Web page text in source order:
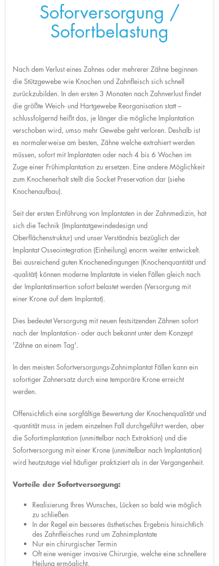
Soforversorgung /
Sofortbelastung
Nach dem Verlust eines Zahnes oder mehrerer Zähne beginnen
die Stützgewebe wie Knochen und Zahnfleisch sich schnell
zurückzubilden. In den ersten 3 Monaten nach Zahnverlust findet
die größte Weich- und Hartgewebe Reorganisation statt –
schlussfolgernd heißt das, je länger die mögliche Implantation
verschoben wird, umso mehr Gewebe geht verloren. Deshalb ist
es normalerweise am besten, Zähne welche extrahiert werden
müssen, sofort mit Implantaten oder nach 4 bis 6 Wochen im
Zuge einer Frühimplantation zu ersetzen. Eine andere Möglichkeit
zum Knochenerhalt stellt die Socket Preservation dar (siehe
Knochenaufbau).
Seit der ersten Einführung von Implantaten in der Zahnmedizin, hat
sich die Technik (Implantatgewindedesign und
Oberflächenstruktur) und unser Verständnis bezüglich der
Implantat Osseointegration (Einheilung) enorm weiter entwickelt.
Bei ausreichend guten Knochenedingungen (Knochenquantität und
-qualität) können moderne Implantate in vielen Fällen gleich nach
der Implantatinsertion sofort belastet werden (Versorgung mit
einer Krone auf dem Implantat).
Dies bedeutet Versorgung mit neuen festsitzenden Zähnen sofort
nach der Implantation - oder auch bekannt unter dem Konzept
'Zähne an einem Tag'.
In den meisten Sofortversorgungs-Zahnimplantat Fällen kann ein
sofortiger Zahnersatz durch eine temporäre Krone erreicht
werden.
Offensichtlich eine sorgfältige Bewertung der Knochenqualität und
-quantität muss in jedem einzelnen Fall durchgeführt werden, aber
die Sofortimplantation (unmittelbar nach Extraktion) und die
Sofortversorgung mit einer Krone (unmittelbar nach Implantation)
wird heutzutage viel häufiger praktiziert als in der Vergangenheit.
Vorteile der Sofortversorgung:
Realisierung Ihres Wunsches, Lücken so bald wie möglich
zu schließen
In der Regel ein besseres ästhetisches Ergebnis hinsichtlich
des Zahnfleisches rund um Zahnimplantate
Nur ein chirurgischer Termin
Oft eine weniger invasive Chirurgie, welche eine schnellere
Heilung ermöglicht.